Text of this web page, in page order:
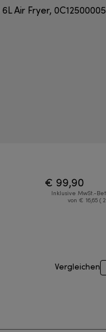
€ 99,90
Inklusive MwSt.-
von € 16,65 (
Vergleichen